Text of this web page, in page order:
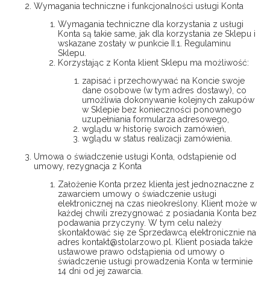
Wymagania techniczne i funkcjonalności usługi Konta
Wymagania techniczne dla korzystania z usługi
Konta są takie same, jak dla korzystania ze Sklepu i
wskazane zostały w punkcie II.1. Regulaminu
Sklepu.
Korzystając z Konta klient Sklepu ma możliwość:
zapisać i przechowywać na Koncie swoje
dane osobowe (w tym adres dostawy), co
umożliwia dokonywanie kolejnych zakupów
w Sklepie bez konieczności ponownego
uzupełniania formularza adresowego,
wglądu w historię swoich zamówień,
wglądu w status realizacji zamówienia.
Umowa o świadczenie usługi Konta, odstąpienie od
umowy, rezygnacja z Konta
Założenie Konta przez klienta jest jednoznaczne z
zawarciem umowy o świadczenie usługi
elektronicznej na czas nieokreślony. Klient może w
każdej chwili zrezygnować z posiadania Konta bez
podawania przyczyny. W tym celu należy
skontaktować się ze Sprzedawcą elektronicznie na
adres kontakt@stolarzowo.pl. Klient posiada także
ustawowe prawo odstąpienia od umowy o
świadczenie usługi prowadzenia Konta w terminie
14 dni od jej zawarcia.